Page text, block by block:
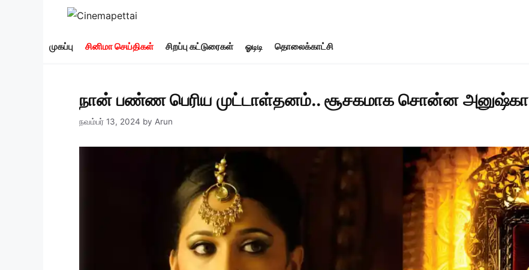
முகப்பு சினிமா செய்திகள் சிறப்பு கட்டுரைகள் ஓடிடி தொலைக்காட்சி
நான் பண்ண பெரிய முட்டாள்தனம்.. சூசகமாக சொன்ன அனுஷ்கா
நவம்பர் 13, 2024 by Arun